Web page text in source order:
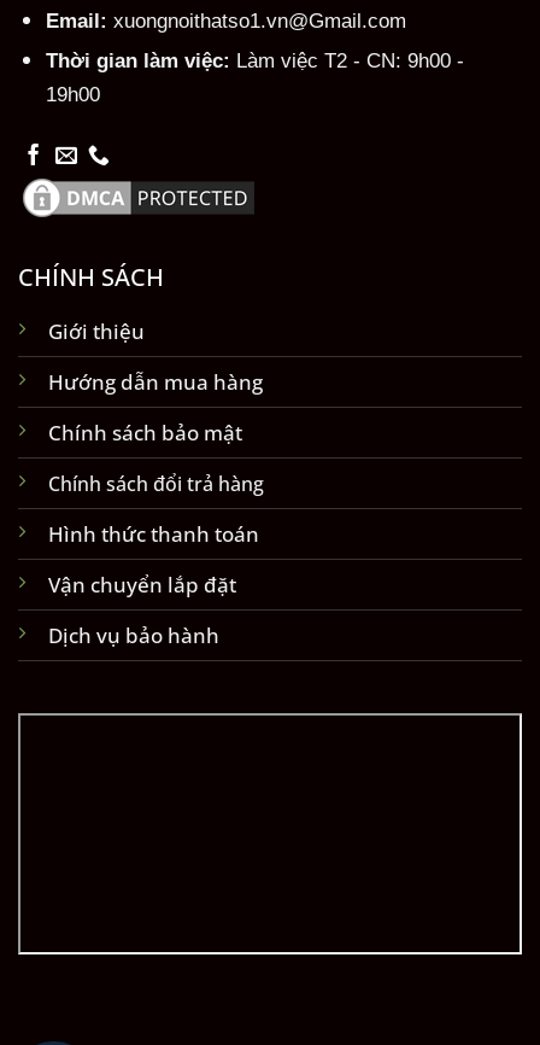
Email: xuongnoithatso1.vn@Gmail.com
Thời gian làm việc: Làm việc T2 - CN: 9h00 -
19h00
CHÍNH SÁCH
Giới thiệu
Hướng dẫn mua hàng
Chính sách bảo mật
Chính sách đổi trả hàng
Hình thức thanh toán
Vận chuyển lắp đặt
Dịch vụ bảo hành